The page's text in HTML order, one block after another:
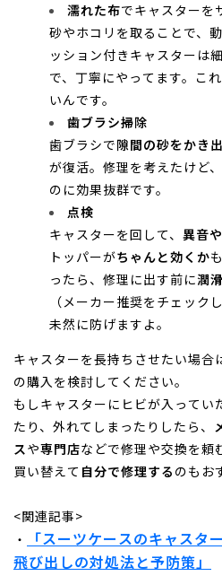
濡れた布でキャスターを
砂やホコリを取ることで、
ッション付きキャスターは
で、丁寧にやってます。こ
いんです。
歯ブラシ掃除
歯ブラシで隙間の砂をかき
が復活。修理を考えたけど
のに効果抜群です。
点検
キャスターを回して、 異音
トッパーがちゃんと効くか
ったら、修理に出す前に潤
（メーカー推奨をチェック
未然に防げますよ。
キャスターを長持ちさせたい場合
の購入を検討してください。
もしキャスターにヒビが入ってい
たり、外れてしまったりしたら、
スや専門店などで修理や交換を頼
買い替えて 自分で修理する のもお
<関連記事>
・
「スーツケースのキャスタ
飛び出しの対処法と予防策」